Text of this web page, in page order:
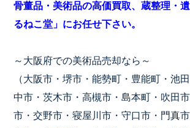
骨董品・美術品の高価買取、蔵整理・
るねこ堂」にお任せ下さい。
～大阪府での美術品売却なら～
（大阪市・堺市・能勢町・豊能町・池
中市・茨木市・高槻市・島本町・吹田
市・交野市・寝屋川市・守口市・門真